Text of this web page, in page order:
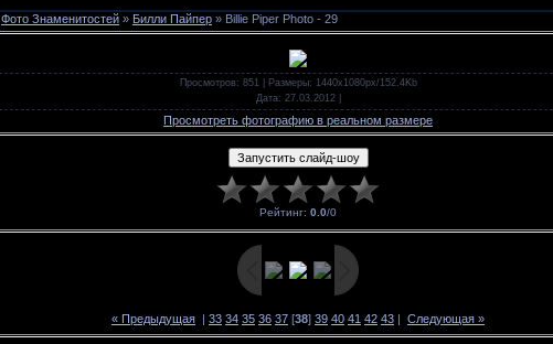
Фото Знаменитостей » Билли Пайпер » Billie Piper Photo - 29
Просмотров: 851 | Размеры: 1440x1080px/152.4Kb
Дата: 27.03.2012
Просмотреть фотографию в реальном размере
Рейтинг: 0.0/0
« Предыдущая | 33 34 35 36 37 [38] 39 40 41 42 43 | Следующая »